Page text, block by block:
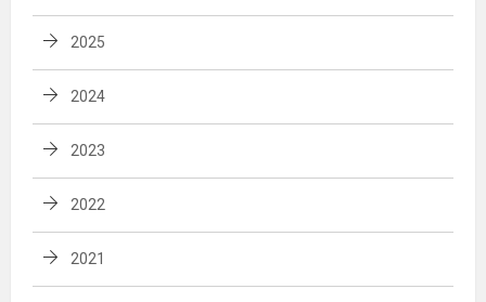
2025
2024
2023
2022
2021